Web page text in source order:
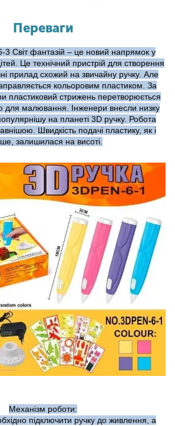
Переваги
3 Світ фантазій – це новий напрямок у
Це технічний пристрій для створення
прилад схожий на звичайну ручку. Але
кольоровим пластиком. За
пластиковий стрижень перетворюється
для малювання. Інженери внесли низку
на планеті 3D ручку. Робота
Швидкість подачі пластику, як і
залишилася на висоті.
Механізм роботи:
підключити ручку до живлення, а